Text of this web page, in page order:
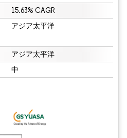
15.63% CAGR
アジア太平洋
アジア太平洋
中
用にはCC BY 4.0の表示が必要です。